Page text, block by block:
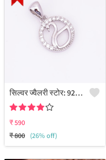
सिल्वर ज्वैलरी स्टोर: 925 स्टर्लिंग सिल्वर में बना डोव सीजेड पेंडेंट
₹590
₹800 (26% off)